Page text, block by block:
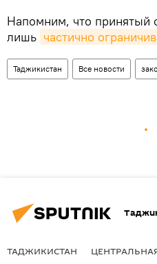
Напомним, что принятый
лишь частично
Таджикистан Все новости
ТАДЖИКИСТАН